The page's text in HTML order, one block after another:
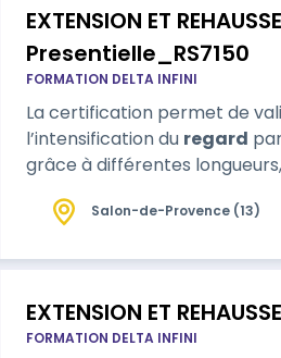
EXTENSION ET
Presentielle_RS7150
FORMATION DELTA INFINI
La certification permet de
l’intensification du regard
grâce à différentes
Salon-de-Provence (13)
EXTENSION ET
FORMATION DELTA INFINI